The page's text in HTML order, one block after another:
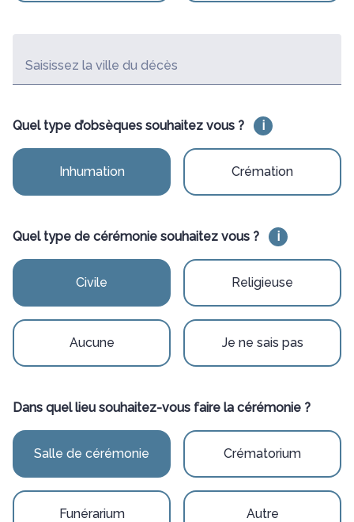
Saisissez la ville du décès
Quel type d’obsèques souhaitez vous ? i
Inhumation Crémation
Quel type de cérémonie souhaitez vous ? i
Civile Religieuse
Aucune Je ne sais pas
Dans quel lieu souhaitez-vous faire la cérémonie ?
Salle de cérémonie Crématorium
Funérarium Autre